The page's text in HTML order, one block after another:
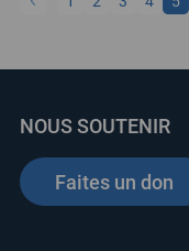
NOUS SOUTENIR
Faites un don